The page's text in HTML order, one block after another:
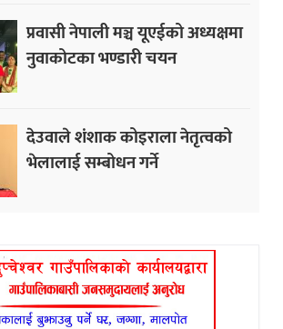
प्रवासी नेपाली मञ्च यूएईको अध्यक्षमा
नुवाकोटका भण्डारी चयन
देउवाले शंशाक कोइराला नेतृत्वको
भेलालाई सम्बोधन गर्ने